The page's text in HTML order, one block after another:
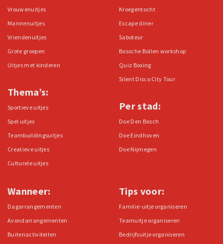
Vrouwenuitjes
Mannenuitjes
Vriendenuitjes
Grote groepen
Uitjes met kinderen
Thema’s:
Sportieve uitjes
Spel uitjes
Teambuildingsuitjes
Creatieve uitjes
Culturele uitjes
Kroegentocht
Escape diner
Saboteur
Bossche Bollen workshop
Quiz Boxing
Silent Disco City Tour
Per stad:
Doe Den Bosch
Doe Eindhoven
Doe Nijmegen
Wanneer:
Dagarrangementen
Avondarrangementen
Buitenactiviteiten
Tips voor:
Familie-uitje organiseren
Teamuitje organiseren
Bedrijfsuitje organiseren